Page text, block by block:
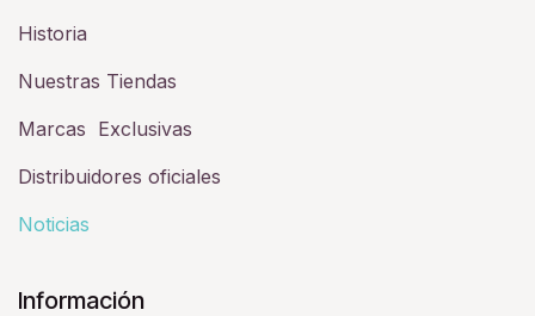
Historia​
Nuestras Tiendas
Marcas Exclusivas
Distribuidores oficiales
Noticias
Información